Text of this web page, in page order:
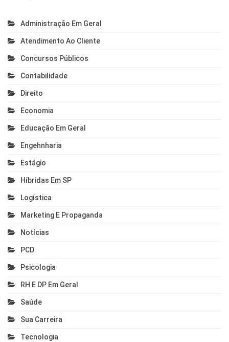
Administração Em Geral
Atendimento Ao Cliente
Concursos Públicos
Contabilidade
Direito
Economia
Educação Em Geral
Engehnharia
Estágio
Híbridas Em SP
Logística
Marketing E Propaganda
Notícias
PCD
Psicologia
RH E DP Em Geral
Saúde
Sua Carreira
Tecnologia